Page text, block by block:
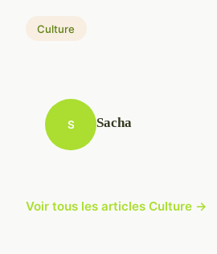
Culture
S Sacha
Voir tous les articles Culture →